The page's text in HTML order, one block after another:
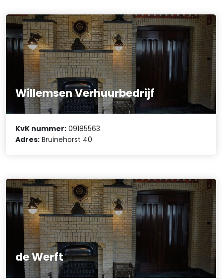
Willemsen Verhuurbedrijf
KvK nummer: 09185563
Adres: Bruinehorst 40
de Werft